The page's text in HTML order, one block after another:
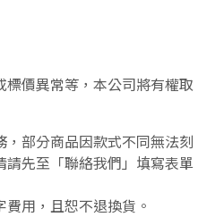
價異常等，本公司將有權取
部分商品因款式不同無法刻
先至「聯絡我們」填寫表單
用，且恕不退換貨。